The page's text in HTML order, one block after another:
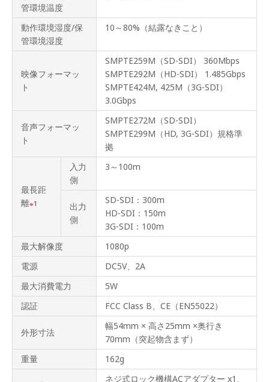
管環境温度
動作環境湿度/保
管環境湿度
10～80%（結露なきこと）
映像フォーマッ
ト
SMPTE259M（SD-SDI） 360Mbps
SMPTE292M（HD-SDI） 1.485Gbps
SMPTE424M, 425M（3G-SDI）
3.0Gbps
音声フォーマッ
ト
SMPTE272M（SD-SDI）
SMPTE299M（HD, 3G-SDI）規格準
拠
最長距
離 1
入力
側
3～100m
出力
側
SD-SDI：300m
HD-SDI：150m
3G-SDI：100m
最大解像度
1080p
電源
DC5V、2A
最大消費電力
5W
認証
FCC Class B、CE（EN55022）
外形寸法
幅54mm × 高さ25mm ×奥行き
70mm（突起物含まず）
重量
162g
ネジ式ロック機構ACアダプター x1、